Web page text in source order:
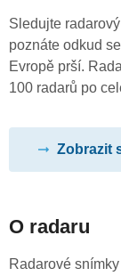
Sledujte
poznáte odkud
Evropě prší.
100 radarů po
Zobrazit
O radaru
Radarové